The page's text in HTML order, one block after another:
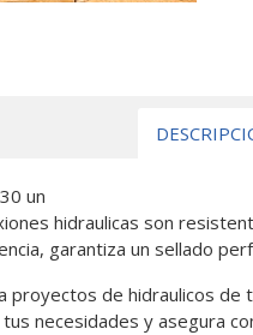
un
hidraulicas son
garantiza un sellado
de hidraulicos
necesidades y asegura